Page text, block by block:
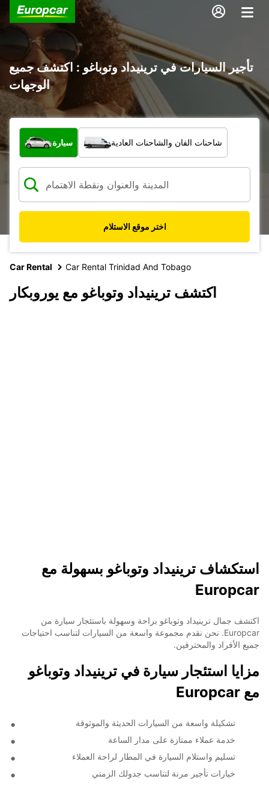
تأجير السيارات في ترينيداد وتوباغو : اكتشف جميع
الوجهات
ما نوع المركبة؟
سيارة شاحنات الفان والشاحنات العادية
اختر موقع الاستلام
Car Rental Car Rental Trinidad And Tobago
اكتشف ترينيداد وتوباغو مع يوروبكار
استكشاف ترينيداد وتوباغو بسهولة مع
Europcar
اكتشف جمال ترينيداد وتوباغو براحة وسهولة باستئجار سيارة من
Europcar. نحن نقدم مجموعة واسعة من السيارات لتناسب احتياجات
جميع الأفراد والمحترفين.
مزايا استئجار سيارة في ترينيداد وتوباغو
مع Europcar
تشكيلة واسعة من السيارات الحديثة والموثوقة
خدمة عملاء ممتازة على مدار الساعة
تسليم واستلام السيارة في المطار لراحة العملاء
خيارات تأجير مرنة لتناسب جدولك الزمني